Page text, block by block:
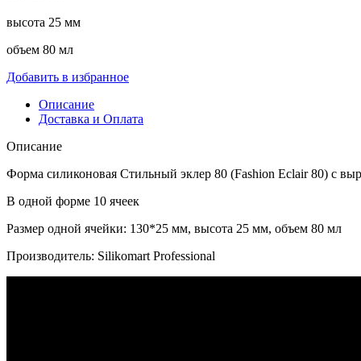
высота 25 мм
объем 80 мл
Добавить в избранное
Описание
Доставка и Оплата
Описание
Форма силиконовая Стильный эклер 80 (Fashion Eclair 80) с
В одной форме 10 ячеек
Размер одной ячейки: 130*25 мм, высота 25 мм, объем 80 мл
Производитель: Silikomart Professional